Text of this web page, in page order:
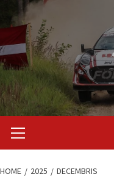
content
Menu
HOME 2025 DECEMBRIS